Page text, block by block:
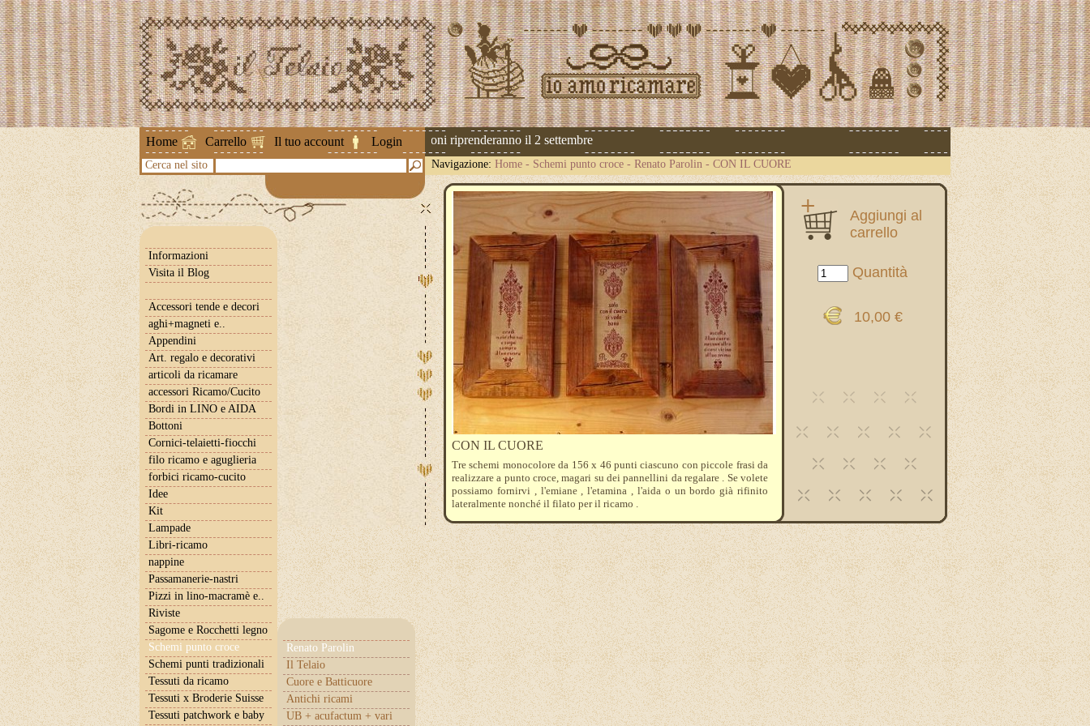
Home Carrello Il tuo account Login
Attenzione ! Le spedizioni riprenderanno il 2 settembre
Cerca nel sito Navigazione: Home - Schemi punto croce - Renato Parolin - CON IL CUORE
Informazioni
Visita il Blog
Accessori tende e decori
aghi+magneti e..
Appendini
Art. regalo e decorativi
articoli da ricamare
accessori Ricamo/Cucito
Bordi in LINO e AIDA
Bottoni
Cornici-telaietti-fiocchi
filo ricamo e aguglieria
forbici ricamo-cucito
Idee
Kit
Lampade
Libri-ricamo
nappine
Passamanerie-nastri
Pizzi in lino-macramè e..
Riviste
Sagome e Rocchetti legno
Schemi punto croce
Renato Parolin
Il Telaio
Cuore e Batticuore
Antichi ricami
UB + acufactum + vari
Schemi punti tradizionali
Tessuti da ricamo
Tessuti x Broderie Suisse
Tessuti patchwork e baby
Aggiungi al
carrello
Quantità
10,00 €
CON IL CUORE
Tre schemi monocolore da 156 x 46 punti ciascuno con piccole frasi da
realizzare a punto croce, magari su dei pannellini da regalare . Se volete
possiamo fornirvi , l'emiane , l'etamina , l'aida o un bordo già rifinito
lateralmente nonché il filato per il ricamo .